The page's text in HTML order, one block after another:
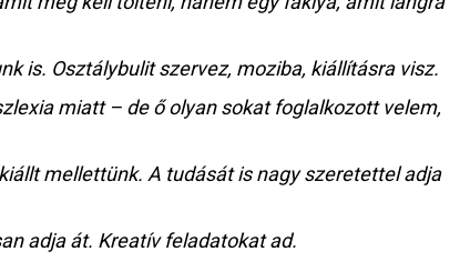
is. Osztálybulit szervez, moziba, kiállításra visz.
miatt – de ő olyan sokat foglalkozott velem,
mellettünk. A tudását is nagy szeretettel adja
adja át. Kreatív feladatokat ad.